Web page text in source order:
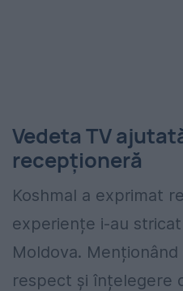
Vedeta TV
recepționeră
Koshmal a exprimat
experiențe i-au
Moldova.
respect și înțelegere